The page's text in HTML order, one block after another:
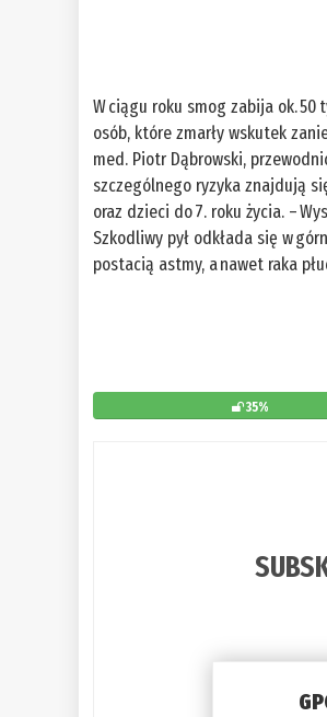
W ciągu roku smog zabija ok. 50
osób, które zmarły wskutek
med. Piotr Dąbrowski,
szczególnego ryzyka znajdują
oraz dzieci do 7. roku życia. –
Szkodliwy pył odkłada się w
postacią astmy, a nawet raka
35%